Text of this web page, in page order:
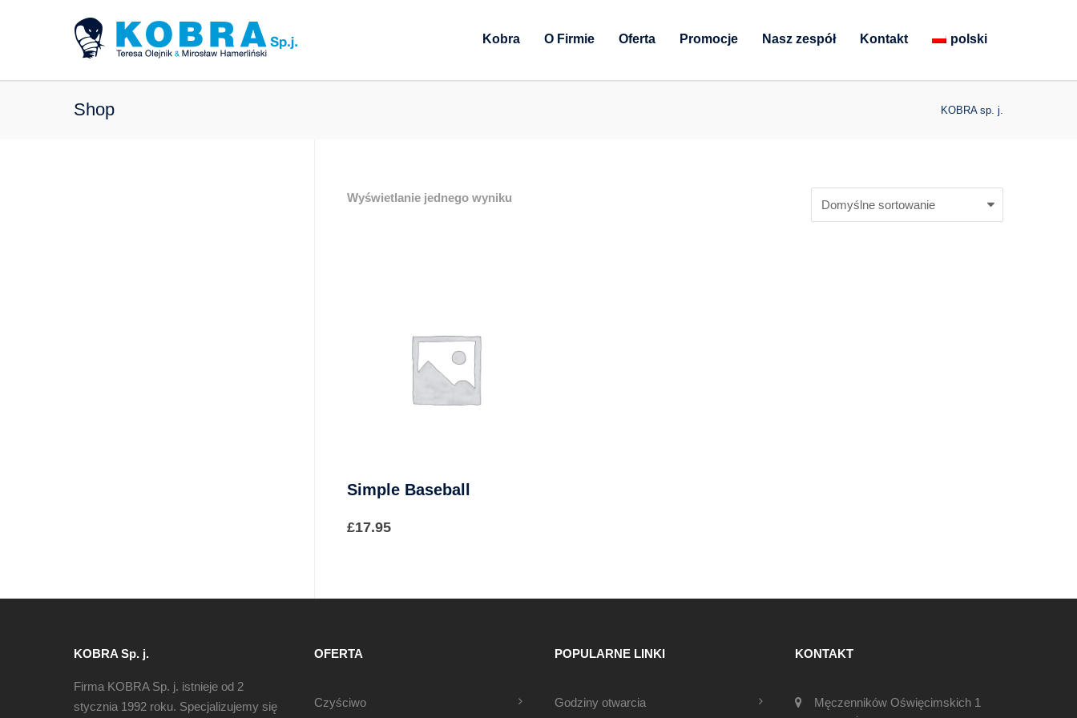
Kobra O Firmie Oferta Promocje Nasz zespół Kontakt polski
Shop KOBRA sp. j.
Wyświetlanie jednego wyniku
Simple Baseball
£17.95
KOBRA Sp. j.
Firma KOBRA Sp. j. istnieje od 2
stycznia 1992 roku. Specjalizujemy się
OFERTA
Czyściwo
POPULARNE LINKI
Godziny otwarcia
KONTAKT
Męczenników Oświęcimskich 1